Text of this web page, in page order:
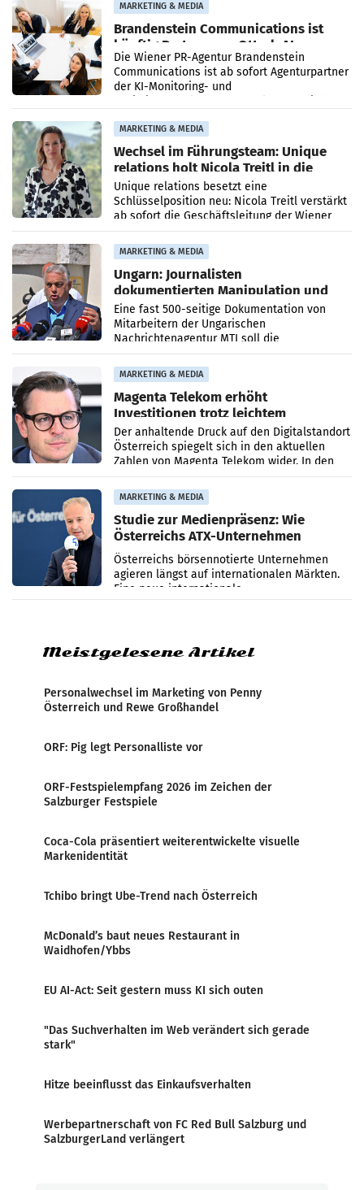
MARKETING & MEDIA
Brandenstein Communications ist
künftig Partner von OtterlyAI
Die Wiener PR-Agentur Brandenstein
Communications ist ab sofort Agenturpartner
der KI-Monitoring- und
MARKETING & MEDIA
Wechsel im Führungsteam: Unique
relations holt Nicola Treitl in die
Geschäftsleitung
Unique relations besetzt eine
Schlüsselposition neu: Nicola Treitl verstärkt
ab sofort die Geschäftsleitung der Wiener
PR-Agentur an der Seite von Josef Kalina und
Anna Kalina-Mahr.
MARKETING & MEDIA
Ungarn: Journalisten
dokumentierten Manipulation und
Zensur
Eine fast 500-seitige Dokumentation von
Mitarbeitern der Ungarischen
Nachrichtenagentur MTI soll die
systematische Nachrichten-Manipulation und
Zensur bei der Agentur während der Zeit
MARKETING & MEDIA
Magenta Telekom erhöht
Investitionen trotz leichtem
Umsatzrückgang
Der anhaltende Druck auf den Digitalstandort
Österreich spiegelt sich in den aktuellen
Zahlen von Magenta Telekom wider. In den
ersten sechs Monaten des laufenden Jahres
verzeichnete
MARKETING & MEDIA
Studie zur Medienpräsenz: Wie
Österreichs ATX-Unternehmen
international wahrgenommen
werden
Österreichs börsennotierte Unternehmen
agieren längst auf internationalen Märkten.
Eine neue internationale
Medienresonanzanalyse untersucht die
Meistgelesene Artikel
Personalwechsel im Marketing von Penny
Österreich und Rewe Großhandel
ORF: Pig legt Personalliste vor
ORF-Festspielempfang 2026 im Zeichen der
Salzburger Festspiele
Coca-Cola präsentiert weiterentwickelte visuelle
Markenidentität
Tchibo bringt Ube-Trend nach Österreich
McDonald’s baut neues Restaurant in
Waidhofen/Ybbs
EU AI-Act: Seit gestern muss KI sich outen
"Das Suchverhalten im Web verändert sich gerade
stark"
Hitze beeinflusst das Einkaufsverhalten
Werbepartnerschaft von FC Red Bull Salzburg und
SalzburgerLand verlängert